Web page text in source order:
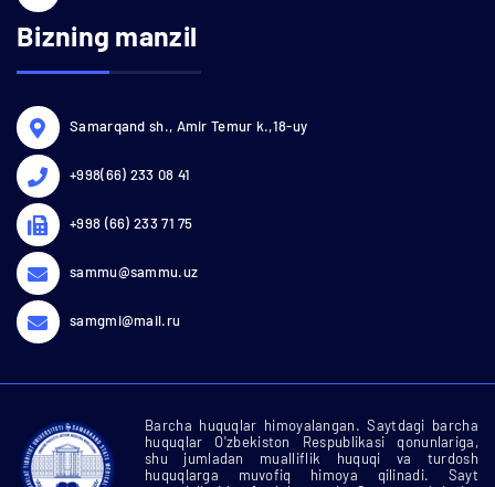
Bizning manzil
Samarqand sh., Amir Temur k.,18-uy
+998(66) 233 08 41
+998 (66) 233 71 75
sammu@sammu.uz
samgmi@mail.ru
Barcha huquqlar himoyalangan. Saytdagi barcha
huquqlar O'zbekiston Respublikasi qonunlariga,
shu jumladan mualliflik huquqi va turdosh
huquqlarga muvofiq himoya qilinadi. Sayt